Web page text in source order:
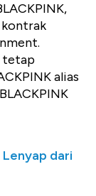
kontrak
tetap
alias
Lenyap dari